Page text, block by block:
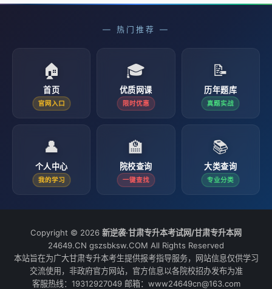
— 热门推荐 —
🏠
首页
官网入口
🎓
优质网课
限时优惠
📝
历年题库
真题实战
👤
个人中心
我的学习
🏫
院校查询
一键查找
📚
大类查询
专业分类
Copyright © 2026 新逆袭·甘肃专升本考试网/甘肃专升本网
24649.CN gszsbksw.COM All Rights Reserved
本站旨在为广大甘肃专升本考生提供报考指导服务，网站信息仅供学习
交流使用，非政府官方网站，官方信息以各院校招办发布为准
客服热线：19312927049 邮箱：www24649cn@163.com